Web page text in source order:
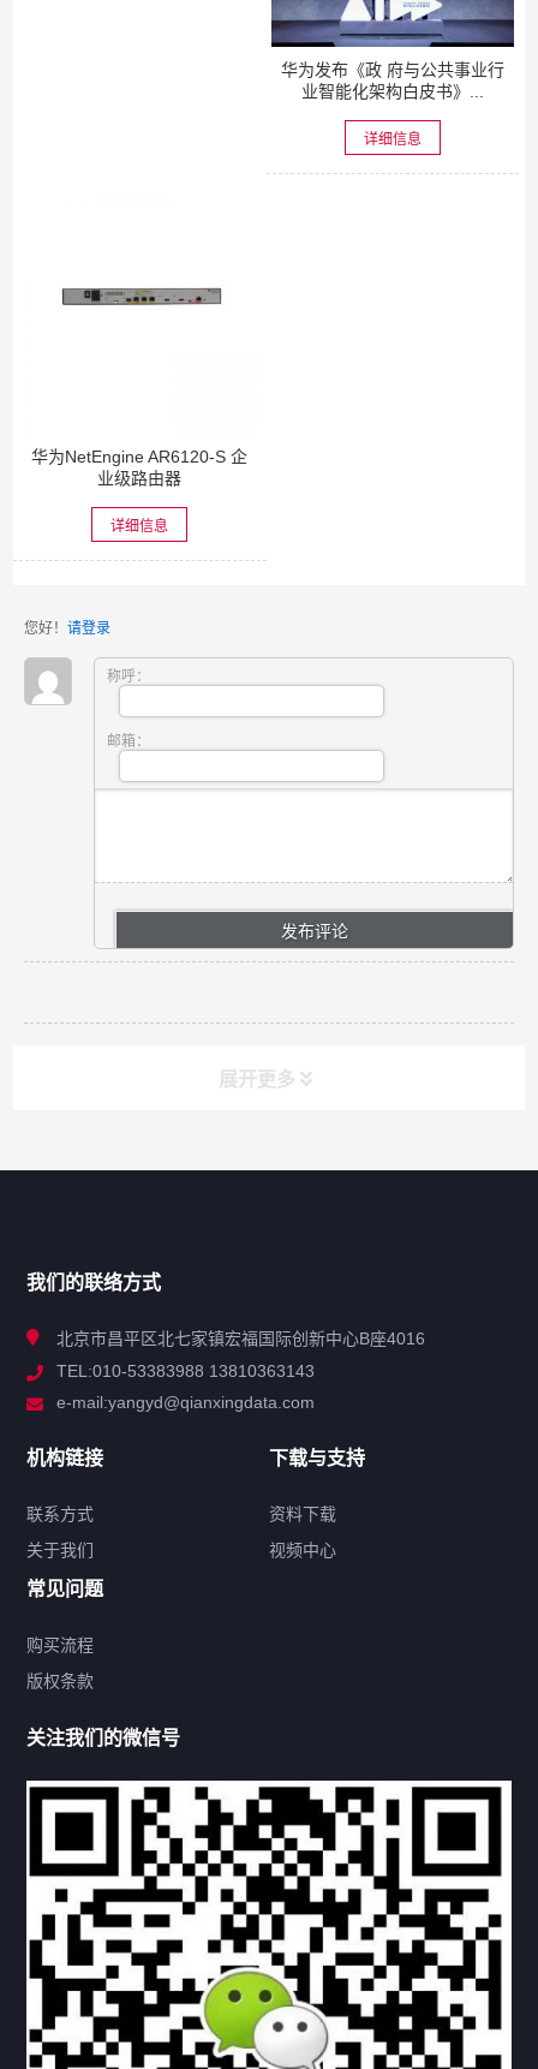
华为发布《政 府与公共事业行
业智能化架构白皮书》...
详细信息
华为NetEngine AR6120-S 企
业级路由器
详细信息
您好！ 请登录
称呼：
邮箱：
展开更多
解决方案
联系方式
热门标签
机构链接
联系方式 关于我们
下载与支持
资料下载 视频中心
常见问题
购买流程 版权条款
我们的联络方式
北京市昌平区北七家镇宏福国际创新中心B座4016
TEL:010-53383988 13810363143
e-mail:yangyd@qianxingdata.com
机构链接
联系方式
关于我们
下载与支持
资料下载
视频中心
常见问题
购买流程
版权条款
关注我们的微信号